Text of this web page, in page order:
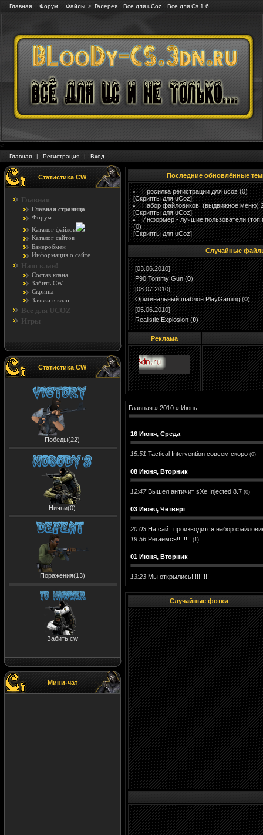
Главная Форум Файлы > Галерея Все для uCoz Все для Cs 1.6
<
Главная | Регистрация | Вход
Статистика CW
Главная
Главная страница
Форум
Каталог файлов
Каталог сайтов
Банеробмен
Информация о сайте
Наш клан!
Состав клана
Забить CW
Скрины
Заявки в клан
Все для UCOZ
Игры
Статистика CW
Победы(22)
Ничьи(0)
Поражения(13)
Забить cw
Мини-чат
Последние обновлённые
Просилка регистрации для ucoz (0)
[Скрипты для uCoz]
Набор файловиков. (выдвижное меню)
[Скрипты для uCoz]
Информер - лучшие пользователи (топ
(0)
[Скрипты для uCoz]
Случайные
[03.06.2010]
P90 Tommy Gun (0)
[08.07.2010]
Оригинальный шаблон PlayGaming (0)
[05.06.2010]
Realistic Explosion (0)
Реклама
Главная » 2010 » Июнь
16 Июня, Среда
15:51 Tactical Intervention совсем скоро (0)
08 Июня, Вторник
12:47 Вышел античит sXe Injected 8.7 (0)
03 Июня, Четверг
20:03 На сайт производится набор
19:56 Регаемся!!!!!!!! (1)
01 Июня, Вторник
13:23 Мы открылись!!!!!!!!!!
Случайные фотки